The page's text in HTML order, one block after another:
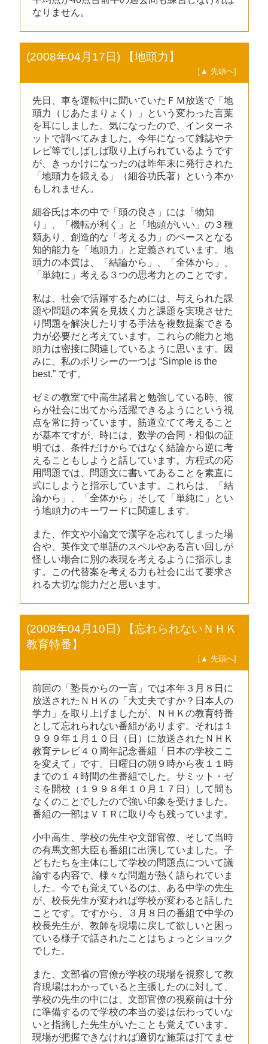
なりません。
(2008年04月17日) 【地頭力】
[▲ 先頭へ]
先日、車を運転中に聞いていたＦＭ放送で「地
頭力（じあたまりょく）」という変わった言葉
を耳にしました。気になったので、インターネ
ットで調べてみました。今年になって雑誌やテ
レビ等でしばしば取り上げられているようです
が、きっかけになったのは昨年末に発行された
「地頭力を鍛える」（細谷功氏著）という本か
もしれません。
細谷氏は本の中で「頭の良さ」には「物知
り」、「機転が利く」と「地頭がいい」の３種
類あり、創造的な「考える力」のベースとなる
知的能力を「地頭力」と定義されています。地
頭力の本質は、「結論から」、「全体から」、
「単純に」考える３つの思考力とのことです。
私は、社会で活躍するためには、与えられた課
題や問題の本質を見抜く力と課題を実現させた
り問題を解決したりする手法を複数提案できる
力が必要だと考えています。これらの能力と地
頭力は密接に関連しているように思います。因
みに、私のポリシーの一つは “Simple is the
best.” です。
ゼミの教室で中高生諸君と勉強している時、彼
らが社会に出てから活躍できるようにという視
点を常に持っています。筋道立てて考えること
が基本ですが、時には、数学の合同・相似の証
明では、条件だけからではなく結論から逆に考
えることもしようと話しています。方程式の応
用問題では、問題文に書いてあることを素直に
式にしようと指示しています。これらは、「結
論から」、「全体から」そして「単純に」とい
う地頭力のキーワードに関連します。
また、作文や小論文で漢字を忘れてしまった場
合や、英作文で単語のスペルやある言い回しが
怪しい場合に別の表現を考えるように指示しま
す。この代替案を考える力も社会に出て要求さ
れる大切な能力だと思います。
(2008年04月10日) 【忘れられないＮＨＫ
教育特番】
[▲ 先頭へ]
前回の「塾長からの一言」では本年３月８日に
放送されたＮＨＫの「大丈夫ですか？日本人の
学力」を取り上げましたが、ＮＨＫの教育特番
として忘れられない番組があります。それは１
９９９年１月１０日（日）に放送されたＮＨＫ
教育テレビ４０周年記念番組「日本の学校ここ
を変えて」です。日曜日の朝９時から夜１１時
までの１４時間の生番組でした。サミット・ゼ
ミを開校（１９９８年１０月１７日）して間も
なくのことでしたので強い印象を受けました。
番組の一部はＶＴＲに取り今も残っています。
小中高生、学校の先生や文部官僚、そして当時
の有馬文部大臣も番組に出演していました。子
どもたちを主体にして学校の問題点について議
論する内容で、様々な問題が熱く語られていま
した。今でも覚えているのは、ある中学の先生
が、校長先生が変われば学校が変わると話した
ことです。ですから、３月８日の番組で中学の
校長先生が、教師を現場に戻して欲しいと困っ
ている様子で話されたことはちょっとショック
でした。
また、文部省の官僚が学校の現場を視察して教
育現場はわかっていると主張したのに対して、
学校の先生の中には、文部官僚の視察前は十分
に準備するので学校の本当の姿は伝わっていな
いと指摘した先生がいたことも覚えています。
現場が把握できなければ適切な施策は打てませ